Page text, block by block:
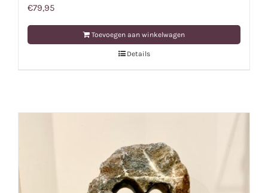
€79,95
Toevoegen aan winkelwagen
Details